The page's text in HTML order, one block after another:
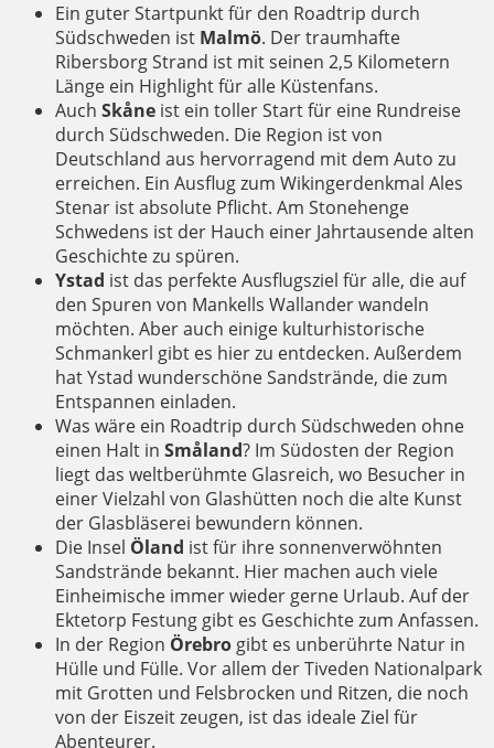
Ein guter Startpunkt für den Roadtrip durch
Südschweden ist Malmö. Der traumhafte
Ribersborg Strand ist mit seinen 2,5 Kilometern
Länge ein Highlight für alle Küstenfans.
Auch Skåne ist ein toller Start für eine Rundreise
durch Südschweden. Die Region ist von
Deutschland aus hervorragend mit dem Auto zu
erreichen. Ein Ausflug zum Wikingerdenkmal Ales
Stenar ist absolute Pflicht. Am Stonehenge
Schwedens ist der Hauch einer Jahrtausende alten
Geschichte zu spüren.
Ystad ist das perfekte Ausflugsziel für alle, die auf
den Spuren von Mankells Wallander wandeln
möchten. Aber auch einige kulturhistorische
Schmankerl gibt es hier zu entdecken. Außerdem
hat Ystad wunderschöne Sandstrände, die zum
Entspannen einladen.
Was wäre ein Roadtrip durch Südschweden ohne
einen Halt in Småland? Im Südosten der Region
liegt das weltberühmte Glasreich, wo Besucher in
einer Vielzahl von Glashütten noch die alte Kunst
der Glasbläserei bewundern können.
Die Insel Öland ist für ihre sonnenverwöhnten
Sandstrände bekannt. Hier machen auch viele
Einheimische immer wieder gerne Urlaub. Auf der
Ektetorp Festung gibt es Geschichte zum Anfassen.
In der Region Örebro gibt es unberührte Natur in
Hülle und Fülle. Vor allem der Tiveden Nationalpark
mit Grotten und Felsbrocken und Ritzen, die noch
von der Eiszeit zeugen, ist das ideale Ziel für
Abenteurer.